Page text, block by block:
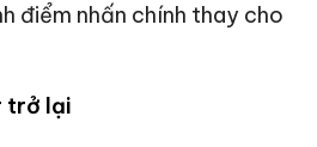
điểm nhấn chính thay cho
trở lại